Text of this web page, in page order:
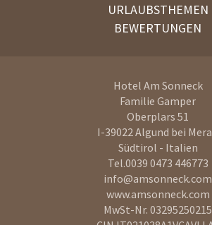
URLAUBSTHEMEN
BEWERTUNGEN
Hotel Am Sonneck
Familie Gamper
Oberplars 51
I-39022 Algund bei
Südtirol - Italien
Tel.0039 0473 446773
info@amsonneck.com
www.amsonneck.com
MwSt-Nr. 03295250215